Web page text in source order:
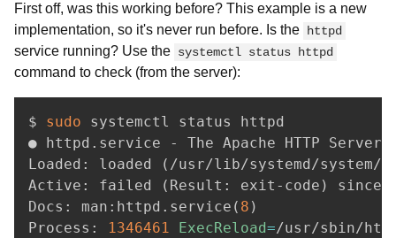
First off, was this working before? This example is a new
implementation, so it's never run before. Is the
httpd
service running? Use the systemctl status httpd
command to check (from the server):
$ sudo systemctl status httpd
● httpd.service - The Apache HTTP Server
Loaded: loaded
( /usr/lib/systemd/system/
Active: failed
( Result: exit-code )
since
Docs: man:httpd.service ( 8 )
Process:
1346461 ExecReload=/usr/sbin/